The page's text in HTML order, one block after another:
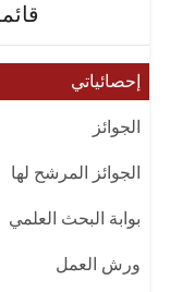
إحصائياتي
الجوائز
الجوائز المرشح لها
بوابة البحث العلمي
ورش العمل